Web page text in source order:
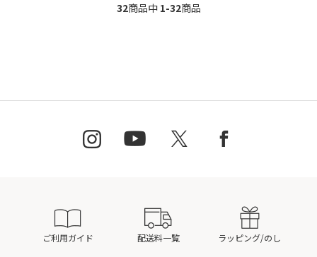
32商品中 1-32商品
ご利用ガイド 配送料一覧 ラッピング/のし